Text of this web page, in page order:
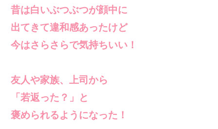
昔は白いぶつぶつが顔中に
出てきて違和感あったけど
今はさらさらで気持ちいい！
友人や家族、上司から
「若返った？」と
褒められるようになった！